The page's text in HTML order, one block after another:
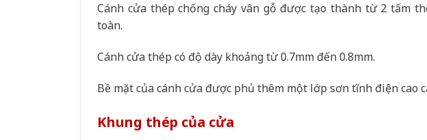
Cánh cửa thép chống cháy vân gỗ được tạo thành từ 2 tấm
toàn.
Cánh cửa thép có độ dày khoảng từ 0.7mm đến 0.8mm.
Bề mặt của cánh cửa được phủ thêm một lớp sơn tĩnh điện cao
Khung thép của cửa